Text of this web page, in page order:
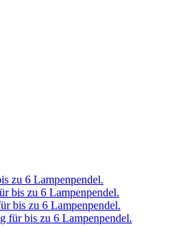
zu 6 Lampenpendel.
bis zu 6 Lampenpendel.
bis zu 6 Lampenpendel.
für bis zu 6 Lampenpendel.